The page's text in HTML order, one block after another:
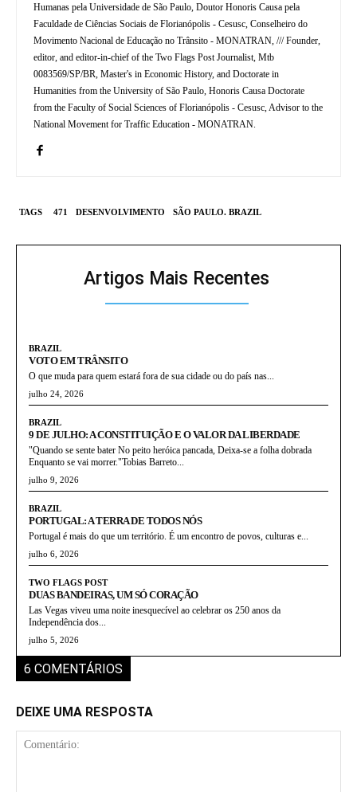
Humanas pela Universidade de São Paulo, Doutor Honoris Causa pela
Faculdade de Ciências Sociais de Florianópolis - Cesusc, Conselheiro do
Movimento Nacional de Educação no Trânsito - MONATRAN, /// Founder,
editor, and editor-in-chief of the Two Flags Post Journalist, Mtb
0083569/SP/BR, Master's in Economic History, and Doctorate in
Humanities from the University of São Paulo, Honoris Causa Doctorate
from the Faculty of Social Sciences of Florianópolis - Cesusc, Advisor to the
National Movement for Traffic Education - MONATRAN.
TAGS 471 DESENVOLVIMENTO SÃO PAULO. BRAZIL
Artigos Mais Recentes
BRAZIL
VOTO EM TRÂNSITO
O que muda para quem estará fora de sua cidade ou do país nas...
julho 24, 2026
BRAZIL
9 DE JULHO: A CONSTITUIÇÃO E O VALOR DA LIBERDADE
"Quando se sente bater No peito heróica pancada, Deixa-se a folha dobrada
Enquanto se vai morrer."Tobias Barreto...
julho 9, 2026
BRAZIL
PORTUGAL: A TERRA DE TODOS NÓS
Portugal é mais do que um território. É um encontro de povos, culturas e...
julho 6, 2026
TWO FLAGS POST
DUAS BANDEIRAS, UM SÓ CORAÇÃO
Las Vegas viveu uma noite inesquecível ao celebrar os 250 anos da
Independência dos...
julho 5, 2026
6 COMENTÁRIOS
DEIXE UMA RESPOSTA